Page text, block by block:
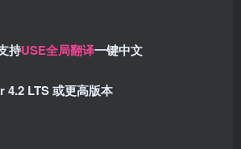
持USE全局翻译一键中文
4.2 LTS 或更高版本